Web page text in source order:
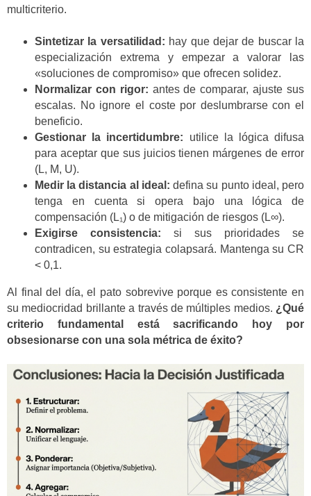
multicriterio.
Sintetizar la versatilidad: hay que dejar de buscar la
especialización extrema y empezar a valorar las
«soluciones de compromiso» que ofrecen solidez.
Normalizar con rigor: antes de comparar, ajuste sus
escalas. No ignore el coste por deslumbrarse con el
beneficio.
Gestionar la incertidumbre: utilice la lógica difusa
para aceptar que sus juicios tienen márgenes de error
(L, M, U).
Medir la distancia al ideal: defina su punto ideal, pero
tenga en cuenta si opera bajo una lógica de
compensación (L₁) o de mitigación de riesgos (L∞).
Exigirse consistencia: si sus prioridades se
contradicen, su estrategia colapsará. Mantenga su CR
< 0,1.
Al final del día, el pato sobrevive porque es consistente en
su mediocridad brillante a través de múltiples medios. ¿Qué
criterio fundamental está sacrificando hoy por
obsesionarse con una sola métrica de éxito?